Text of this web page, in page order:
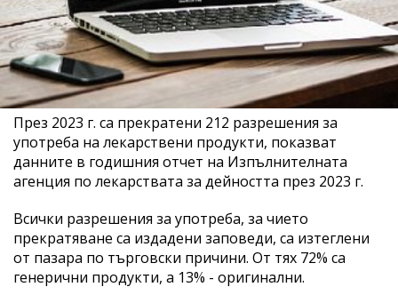
През 2023 г. са прекратени 212 разрешения за
употреба на лекарствени продукти, показват
данните в годишния отчет на Изпълнителната
агенция по лекарствата за дейността през 2023 г.
Всички разрешения за употреба, за чието
прекратяване са издадени заповеди, са изтеглени
от пазара по търговски причини. От тях 72% са
генерични продукти, а 13% - оригинални.